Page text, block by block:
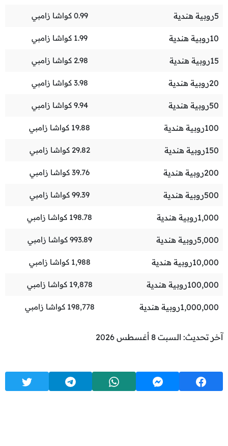
5روبية هندية 0.99 كواشا زامبي
10روبية هندية 1.99 كواشا زامبي
15روبية هندية 2.98 كواشا زامبي
20روبية هندية 3.98 كواشا زامبي
50روبية هندية 9.94 كواشا زامبي
100روبية هندية 19.88 كواشا زامبي
150روبية هندية 29.82 كواشا زامبي
200روبية هندية 39.76 كواشا زامبي
500روبية هندية 99.39 كواشا زامبي
1,000روبية هندية 198.78 كواشا زامبي
5,000روبية هندية 993.89 كواشا زامبي
10,000روبية هندية 1,988 كواشا زامبي
100,000روبية هندية 19,878 كواشا زامبي
1,000,000روبية هندية 198,778 كواشا زامبي
آخر تحديث: السبت 8 أغسطس 2026